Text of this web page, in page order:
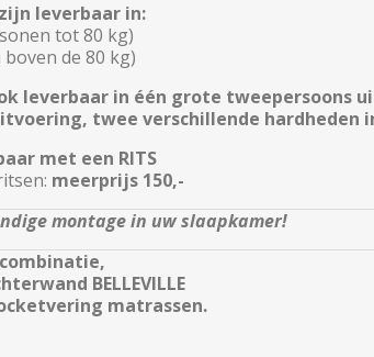
leverbaar in:
tot 80 kg)
de 80 kg)
leverbaar in één grote tweepersoons
twee verschillende hardheden
met een RITS
meerprijs 150,-
montage in uw slaapkamer!
BELLEVILLE
matrassen.